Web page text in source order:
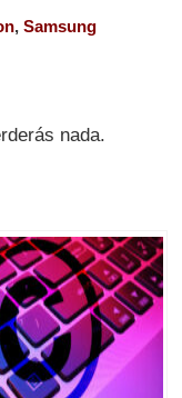
, Samsung
nada.